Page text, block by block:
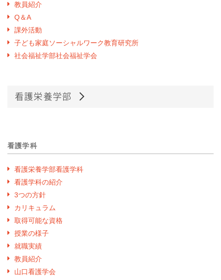
教員紹介
Q＆A
課外活動
子ども家庭ソーシャルワーク教育研究所
社会福祉学部社会福祉学会
看護栄養学部
看護学科
看護栄養学部看護学科
看護学科の紹介
3つの方針
カリキュラム
取得可能な資格
授業の様子
就職実績
教員紹介
山口看護学会